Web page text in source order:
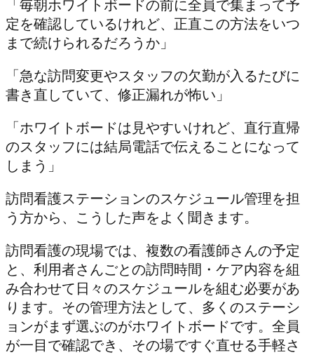
「毎朝ホワイトボードの前に全員で集まって予
定を確認しているけれど、正直この方法をいつ
まで続けられるだろうか」
「急な訪問変更やスタッフの欠勤が入るたびに
書き直していて、修正漏れが怖い」
「ホワイトボードは見やすいけれど、直行直帰
のスタッフには結局電話で伝えることになって
しまう」
訪問看護ステーションのスケジュール管理を担
う方から、こうした声をよく聞きます。
訪問看護の現場では、複数の看護師さんの予定
と、利用者さんごとの訪問時間・ケア内容を組
み合わせて日々のスケジュールを組む必要があ
ります。その管理方法として、多くのステーシ
ョンがまず選ぶのがホワイトボードです。全員
が一目で確認でき、その場ですぐ直せる手軽さ